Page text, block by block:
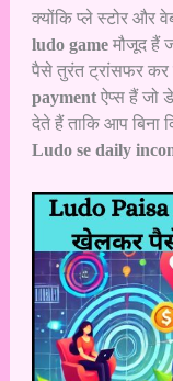
क्योंकि प्ले स्टोर और
ludo gameमौजूद हैं
पैसे तुरंत ट्रांसफर
paymentऐप्स हैं जो
देते हैं ताकि आप
Ludo se daily